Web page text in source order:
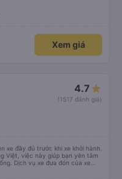
Xem giá
4.7
(1517 đánh giá)
xe đầy đủ trước khi xe khởi hành.
Việt, việc này giúp bạn yên tâm
Dịch vụ xe đưa đón của xe
bến xe đến chỗ ở MIỄN PHÍ!